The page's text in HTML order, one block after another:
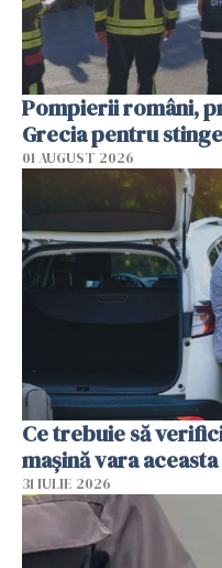
Pompierii români,
Grecia pentru
01 AUGUST 2026
Ce trebuie să
mașină vara aceasta
31 IULIE 2026